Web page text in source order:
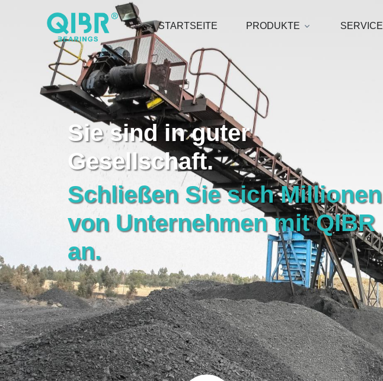
STARTSEITE PRODUKTE SERVICE
Sie sind in guter
Gesellschaft.
Schließen Sie sich Millionen
von Unternehmen mit QIBR
an.